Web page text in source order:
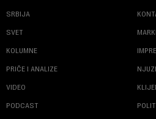
SRBIJA
SVET
KOLUMNE
PRIČE I ANALIZE
VIDEO
PODCAST